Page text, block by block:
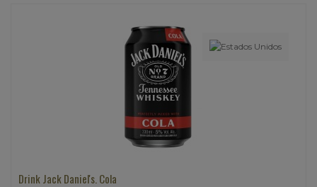
Drink Jack Daniel's. Cola